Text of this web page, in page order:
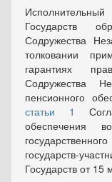
Государств
Содружества
толковании
гарантиях
Содружества
пенсионного
статьи 1
обеспечения
государств-
Государств от 15